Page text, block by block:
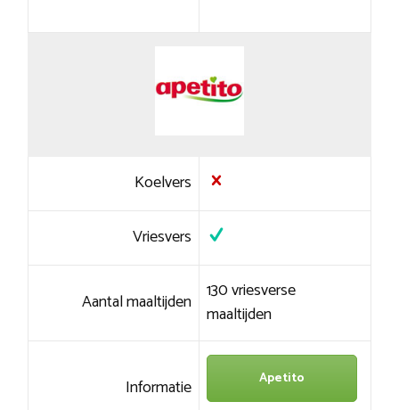
Koelvers
Vriesvers
Aantal maaltijden 130 vriesverse
maaltijden
Informatie Apetito